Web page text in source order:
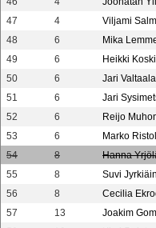
47
4 Viljami
48
6 Mika
49
6 Heikki
50
6 Jari Valtaala
51
6 Jari
52
6 Reijo
53
6 Marko
54
8 Hanna
55
8 Suvi
56
8 Cecilia
57
13 Joakim